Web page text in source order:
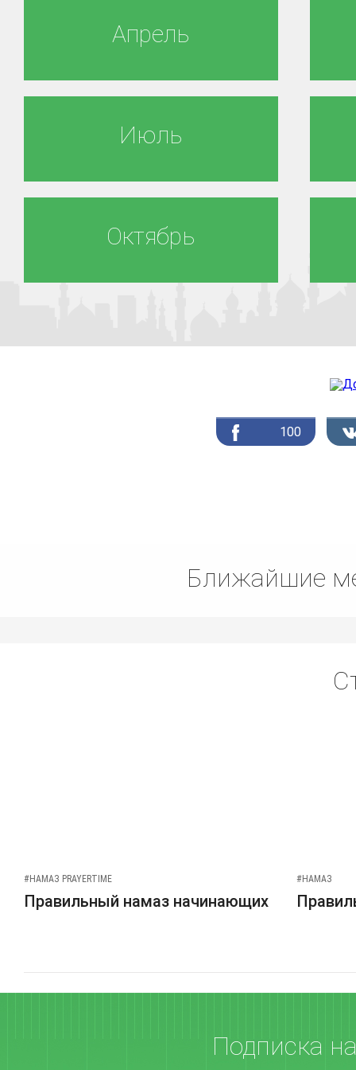
Апрель
Июль
Октябрь
100
Ближайшие
#НАМАЗ PRAYERTIME
Правильный намаз начинающих
#НАМАЗ
Подписка